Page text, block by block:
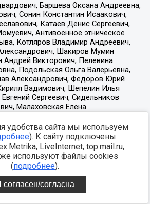
удобства сайта мы используем
). К сайту подключены
LiveInternet, top.mail.ru,
используют файлы cookies
(подробнее).
согласен/согласна